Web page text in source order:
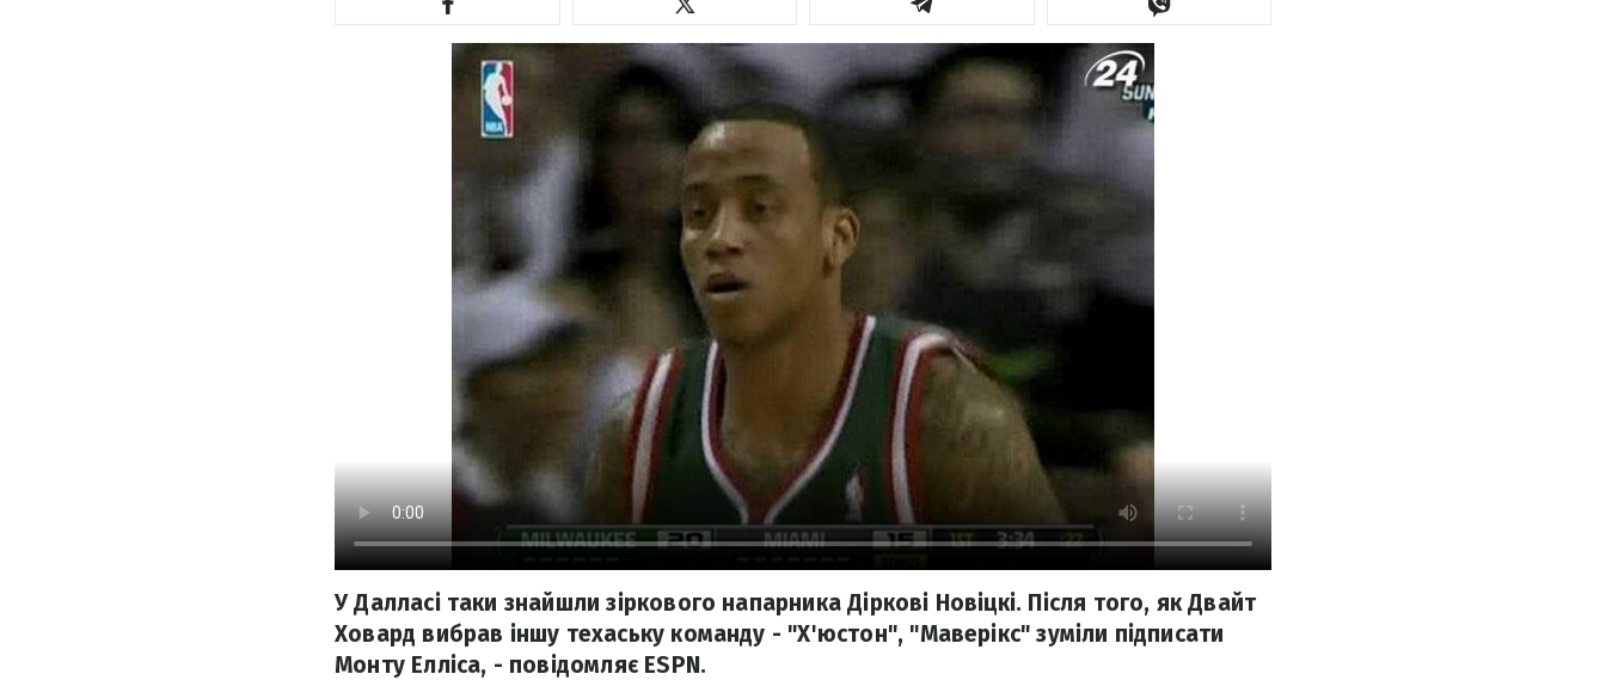
У Далласі таки знайшли зіркового напарника Діркові Новіцкі. Після того, як Двайт
Ховард вибрав іншу техаську команду - "Х'юстон", "Маверікс" зуміли підписати
Монту Елліса, - повідомляє ESPN.